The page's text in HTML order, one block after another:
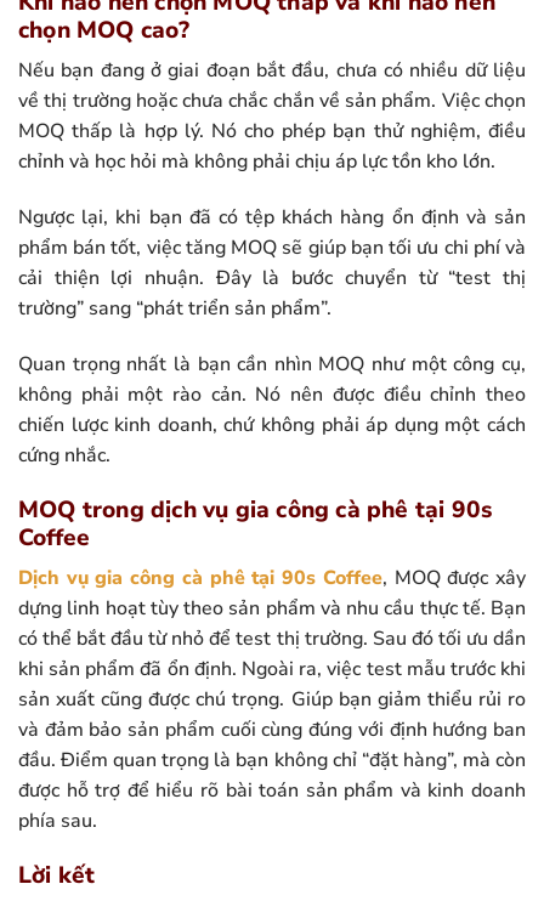
chọn MOQ cao?
Nếu bạn đang ở giai đoạn bắt đầu, chưa có nhiều dữ liệu
về thị trường hoặc chưa chắc chắn về sản phẩm. Việc chọn
MOQ thấp là hợp lý. Nó cho phép bạn thử nghiệm, điều
chỉnh và học hỏi mà không phải chịu áp lực tồn kho lớn.
Ngược lại, khi bạn đã có tệp khách hàng ổn định và sản
phẩm bán tốt, việc tăng MOQ sẽ giúp bạn tối ưu chi phí và
cải thiện lợi nhuận. Đây là bước chuyển từ “test thị
trường” sang “phát triển sản phẩm”.
Quan trọng nhất là bạn cần nhìn MOQ như một công cụ,
không phải một rào cản. Nó nên được điều chỉnh theo
chiến lược kinh doanh, chứ không phải áp dụng một cách
cứng nhắc.
MOQ trong dịch vụ gia công cà phê tại 90s
Coffee
Dịch vụ gia công cà phê tại 90s Coffee, MOQ được xây
dựng linh hoạt tùy theo sản phẩm và nhu cầu thực tế. Bạn
có thể bắt đầu từ nhỏ để test thị trường. Sau đó tối ưu dần
khi sản phẩm đã ổn định. Ngoài ra, việc test mẫu trước khi
sản xuất cũng được chú trọng. Giúp bạn giảm thiểu rủi ro
và đảm bảo sản phẩm cuối cùng đúng với định hướng ban
đầu. Điểm quan trọng là bạn không chỉ “đặt hàng”, mà còn
được hỗ trợ để hiểu rõ bài toán sản phẩm và kinh doanh
phía sau.
Lời kết